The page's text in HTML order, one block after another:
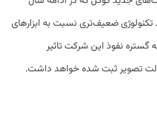
ضعیف‌تری نسبت به ابزارهای
گستره نفوذ این شرکت تاثیر
تصویر ثبت شده خواهد داشت.